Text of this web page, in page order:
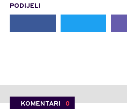
PODIJELI
KOMENTARI 0